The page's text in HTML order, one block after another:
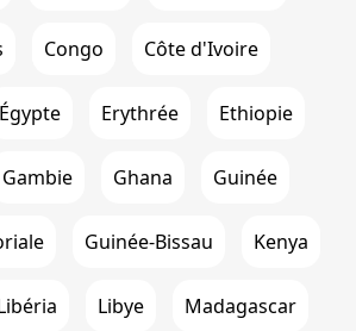
Congo Côte d'Ivoire
Égypte Erythrée Ethiopie
Gambie Ghana Guinée
Guinée-Bissau Kenya
Libye Madagascar